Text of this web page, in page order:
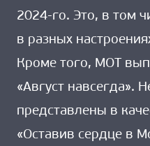
2024-го. Это, в том
в разных
Кроме того, МОТ
«Август навсегда».
представлены в
«Оставив сердце в